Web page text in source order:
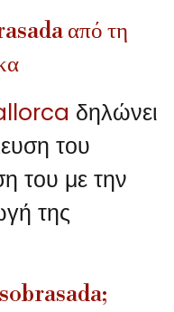
από τη
δηλώνει
του
του με την
της
sobrasada;